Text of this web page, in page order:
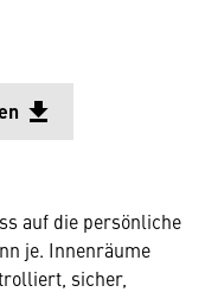
file_downloadWird in
auf die persönliche
je. Innenräume
sicher,